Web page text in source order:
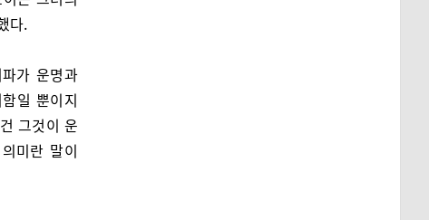
다.
가 운명과
일 뿐이지
그것이 운
미란 말이